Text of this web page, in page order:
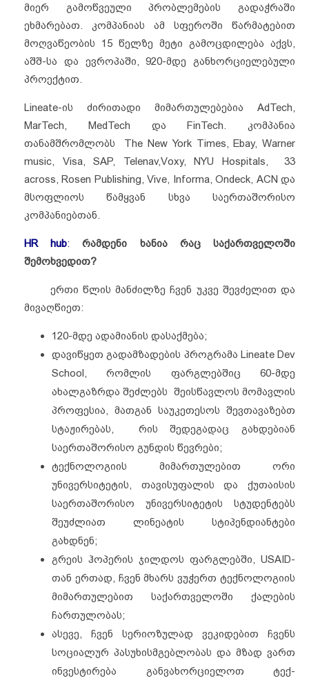
მიერ გამოწვეული პრობლემების გადაჭრაში
ეხმარებათ. კომპანიას ამ სფეროში წარმატებით
მოღვაწეობის 15 წელზე მეტი გამოცდილება აქვს,
აშშ-სა და ევროპაში, 920-მდე განხორციელებული
პროექტით.
Lineate-ის ძირითადი მიმართულებებია AdTech,
MarTech, MedTech და FinTech. კომპანია
თანამშრომლობს The New York Times, Ebay, Warner
music, Visa, SAP, Telenav,Voxy, NYU Hospitals, 33
across, Rosen Publishing, Vive, Informa, Ondeck, ACN და
მსოფლიოს წამყვან სხვა საერთაშორისო
კომპანიებთან.
HR hub:რამდენი ხანია რაც საქართველოში
შემოხვედით?
ერთი წლის მანძილზე ჩვენ უკვე შევძელით და
მივაღწიეთ:
120-მდე ადამიანის დასაქმება;
დავიწყეთ გადამზადების პროგრამა Lineate Dev
School, რომლის ფარგლებშიც 60-მდე
ახალგაზრდა შეძლებს შეისწავლოს მომავლის
პროფესია, მათგან საუკეთესოს შევთავაზებთ
სტაჟირებას, რის შედეგადაც გახდებიან
საერთაშორისო გუნდის წევრები;
ტექნოლოგიის მიმართულებით ორი
უნივერსიტეტის, თავისუფალის და ქუთაისის
საერთაშორისო უნივერსიტეტის სტუდენტებს
შეუძლიათ ლინეატის სტიპენდიანტები
გახდნენ;
გრეის ჰოპერის ჯილდოს ფარგლებში, USAID-
თან ერთად, ჩვენ მხარს ვუჭერთ ტექნოლოგიის
მიმართულებით საქართველოში ქალების
ჩართულობას;
ასევე, ჩვენ სერიოზულად ვეკიდებით ჩვენს
სოციალურ პასუხისმგებლობას და მზად ვართ
ინვესტირება განვახორციელოთ ტექ-